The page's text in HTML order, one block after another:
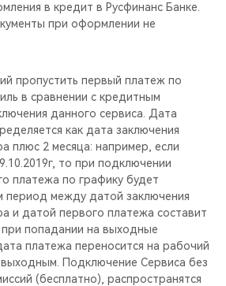
в кредит в Русфинанс Банке.
при оформлении не
пропустить первый платеж по
в сравнении с кредитным
данного сервиса. Дата
как дата заключения
плюс 2 месяца: например, если
то при подключении
платежа по графику будет
период между датой заключения
и датой первого платежа составит
при попадании на выходные
платежа переносится на рабочий
Подключение Сервиса без
(бесплатно), распространятся